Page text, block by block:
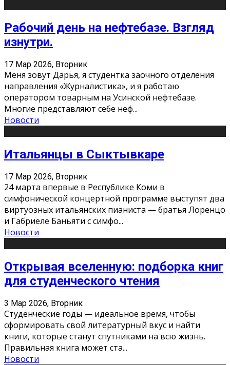
Рабочий день на нефтебазе. Взгляд
изнутри.
17 Мар 2026, Вторник
Меня зовут Дарья, я студентка заочного отделения
направления «Журналистика», и я работаю
оператором товарным на Усинской нефтебазе.
Многие представляют себе неф...
Новости
Итальянцы в Сыктывкаре
17 Мар 2026, Вторник
24 марта впервые в Республике Коми в
симфонической концертной программе выступят два
виртуозных итальянских пианиста — братья Лоренцо
и Габриеле Баньяти с симфо...
Новости
Открывая вселенную: подборка книг
для студенческого чтения
3 Мар 2026, Вторник
Студенческие годы — идеальное время, чтобы
сформировать свой литературный вкус и найти
книги, которые станут спутниками на всю жизнь.
Правильная книга может ста...
Новости